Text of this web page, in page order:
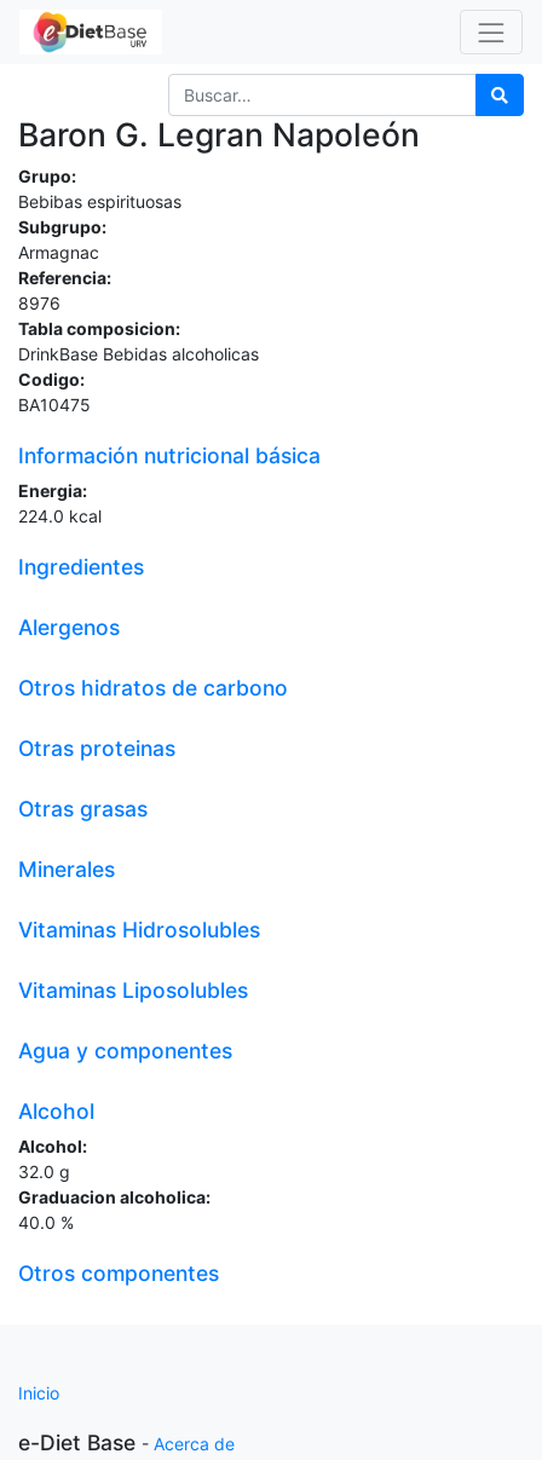
Baron G. Legran Napoleón
Grupo:
Bebibas espirituosas
Subgrupo:
Armagnac
Referencia:
8976
Tabla composicion:
DrinkBase Bebidas alcoholicas
Codigo:
BA10475
Información nutricional básica
Energia:
224.0 kcal
Ingredientes
Alergenos
Otros hidratos de carbono
Otras proteinas
Otras grasas
Minerales
Vitaminas Hidrosolubles
Vitaminas Liposolubles
Agua y componentes
Alcohol
Alcohol:
32.0 g
Graduacion alcoholica:
40.0 %
Otros componentes
Inicio
e-Diet Base - Acerca de